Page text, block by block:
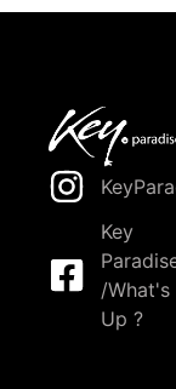
Key
/What's
Up ?